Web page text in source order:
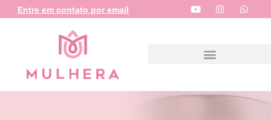
Entre em contato por email